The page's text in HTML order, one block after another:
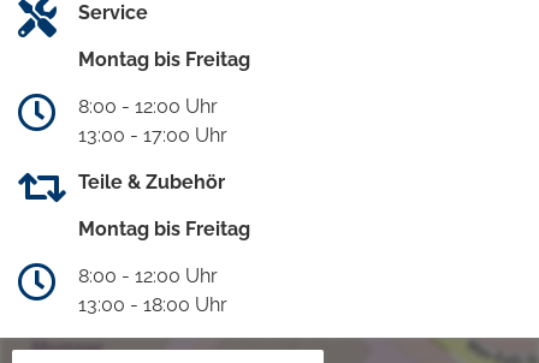
Service
Montag bis Freitag
8:00 - 12:00 Uhr
13:00 - 17:00 Uhr
Teile & Zubehör
Montag bis Freitag
8:00 - 12:00 Uhr
13:00 - 18:00 Uhr